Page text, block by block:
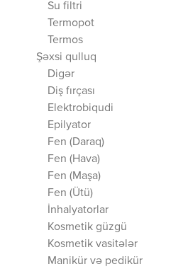
Su filtri
Termopot
Termos
Şəxsi qulluq
Digər
Diş fırçası
Elektrobiqudi
Epilyator
Fen (Daraq)
Fen (Hava)
Fen (Maşa)
Fen (Ütü)
İnhalyatorlar
Kosmetik güzgü
Kosmetik vasitələr
Manikür və pedikür